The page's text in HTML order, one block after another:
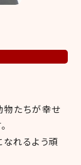
物たちが幸せ
れるよう頑